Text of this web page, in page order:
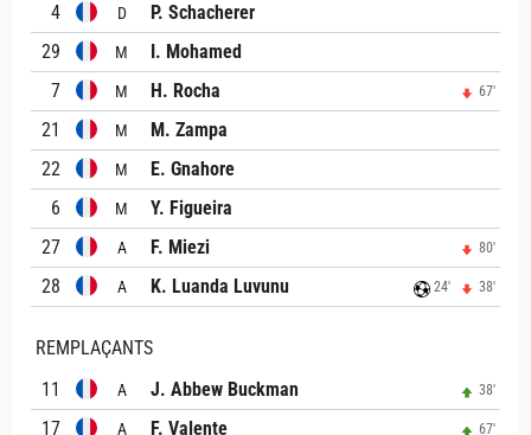
4
D
P. Schacherer
29
M
I. Mohamed
7
M H. Rocha 67'
21 M
M. Zampa
22
M
E. Gnahore
6
M
Y. Figueira
27
A F. Miezi 80'
28 A K. Luanda Luvunu 24' 38'
REMPLAÇANTS
11
A J. Abbew Buckman 38'
17 A F. Valente 67'